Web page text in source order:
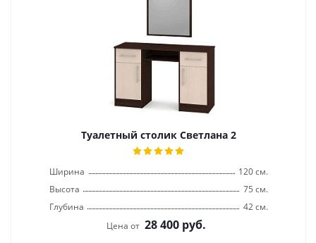
Туалетный столик Светлана 2
Ширина
120 см.
Высота
75 см.
Глубина
42 см.
Цена от 28 400 руб.